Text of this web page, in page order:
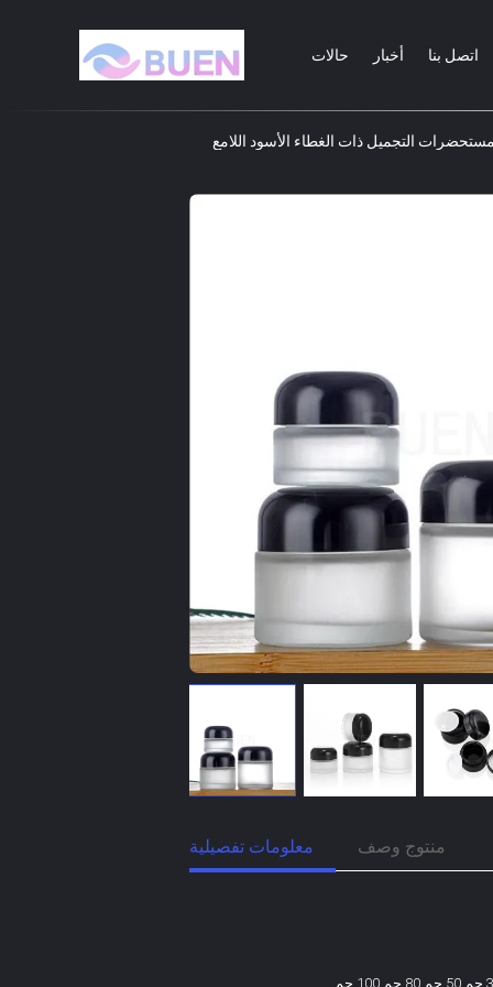
اتصل بنا أخبار حالات
معلومات تفصيلية منتوج وصف
5 جم 10 جم 15 جم 30 جم 50 جم 80 جم 100 جم